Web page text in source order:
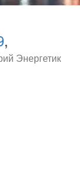
,
Энергетик